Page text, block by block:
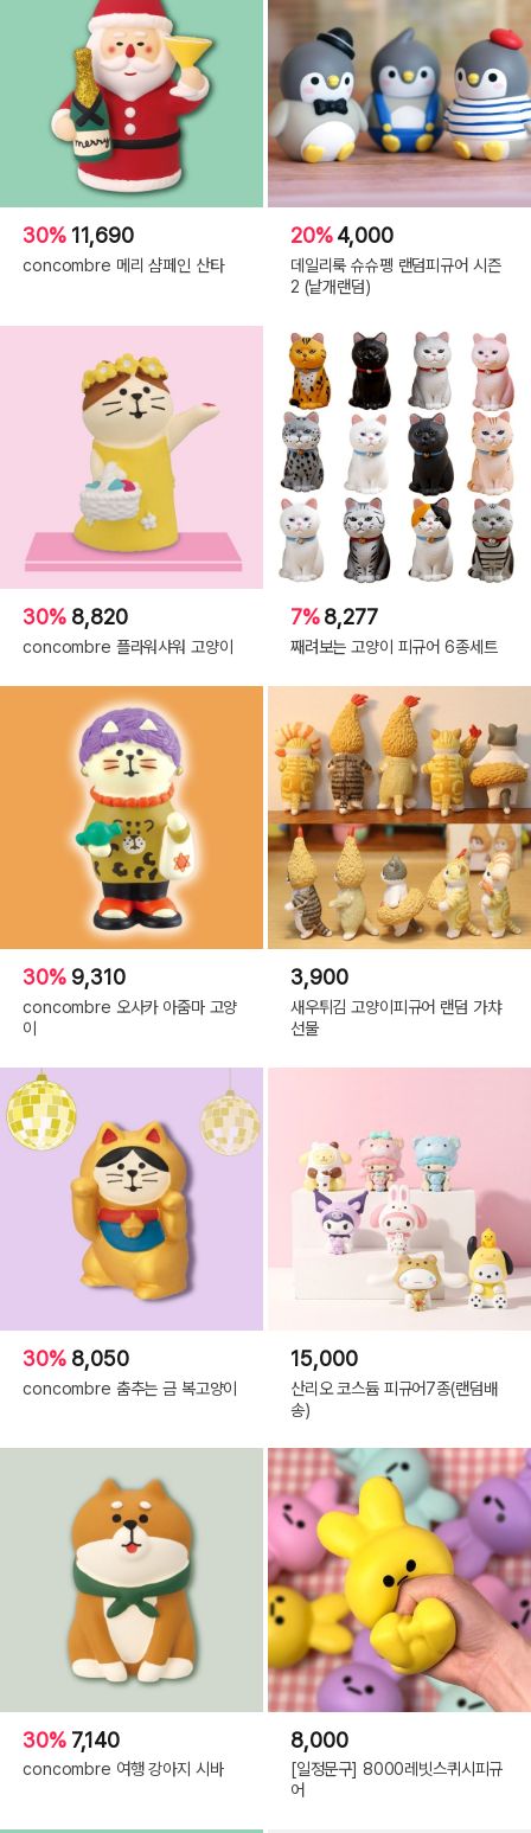
30% 11,690
concombre 메리 샴페인 산타
20%4,000
데일리룩 슈슈펭 랜덤피규어 시즌
2 (낱개랜덤)
30% 8,820
concombre 플라워샤워 고양이
7%8,277
째려보는 고양이 피규어 6종세트
30% 9,310
concombre 오사카 아줌마 고양
이
3,900
새우튀김 고양이피규어 랜덤 가챠
선물
30% 8,050
concombre 춤추는 금 복고양이
15,000
산리오 코스듐 피규어7종(랜덤배
송)
30% 7,140
concombre 여행 강아지 시바
8,000
[일정문구] 8000레빗스퀴시피규
어